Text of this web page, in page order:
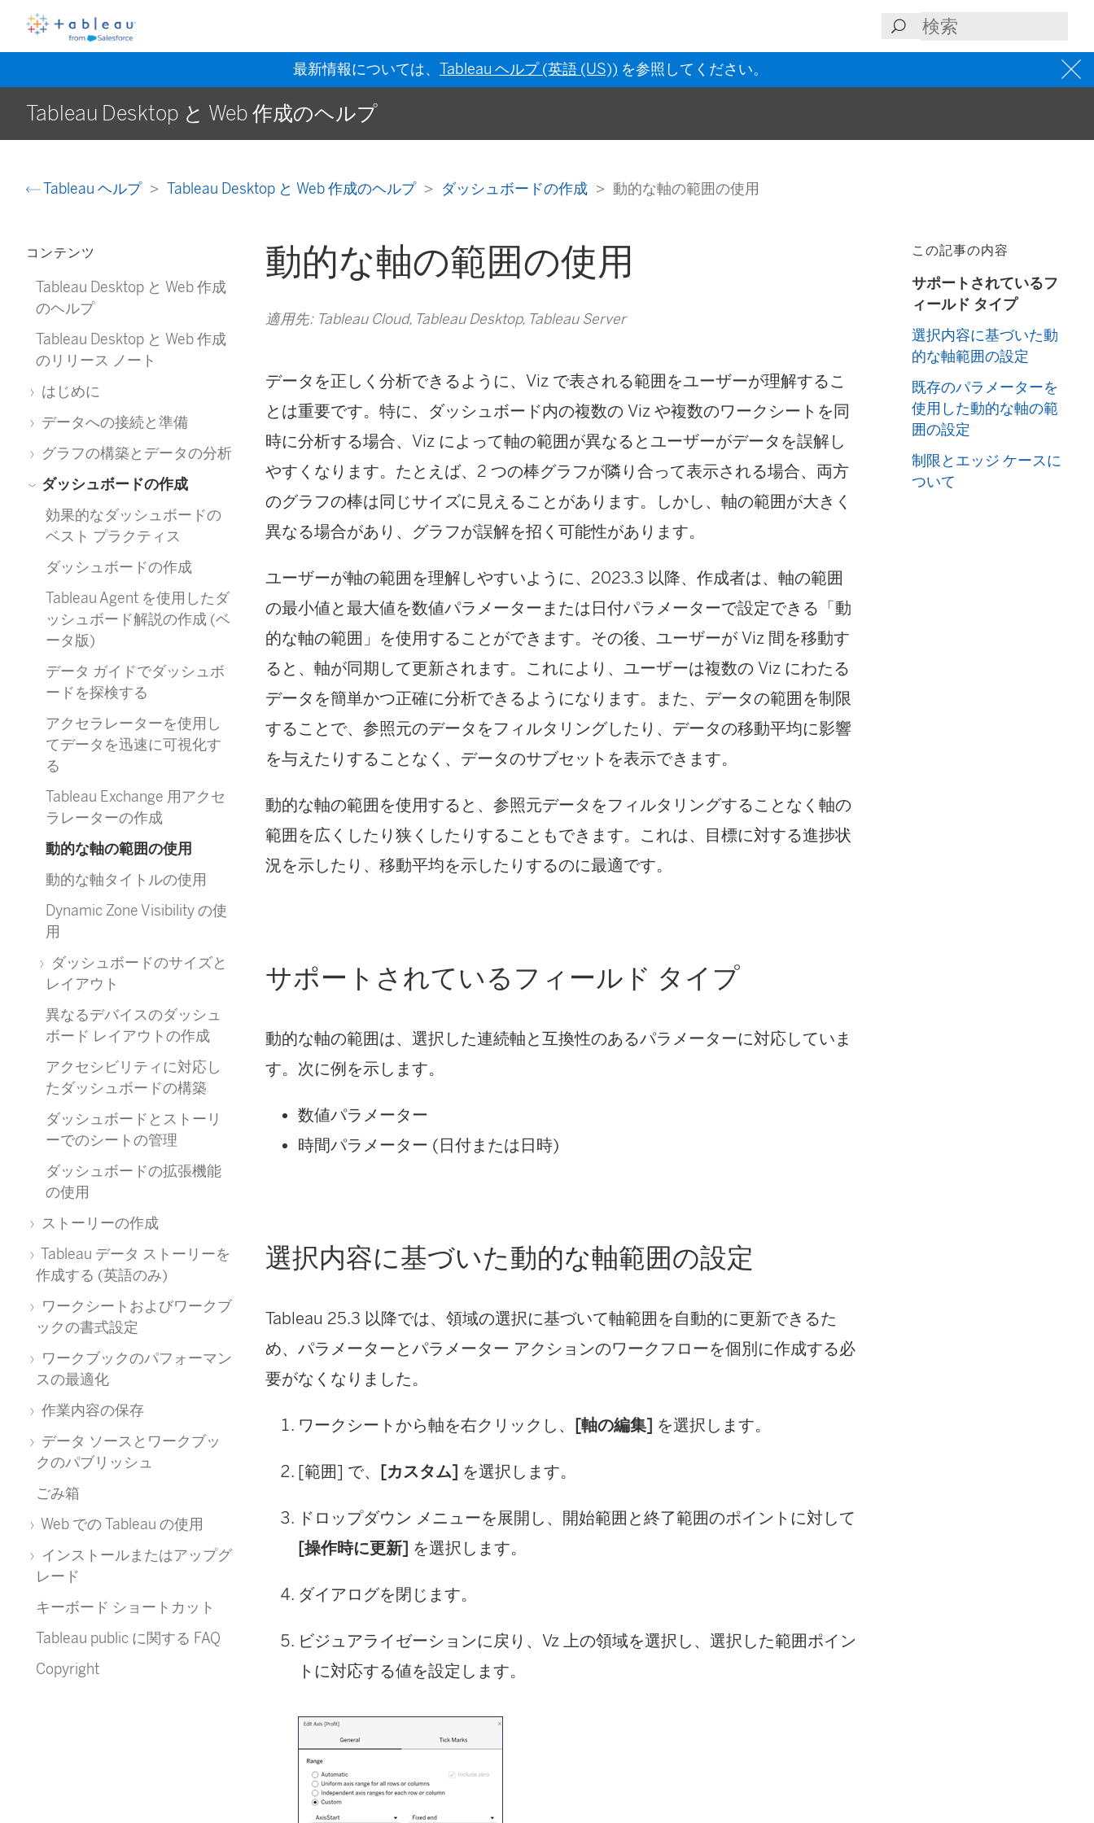
最新情報については、 Tableau ヘルプ (英語 (US)) を参照してください。
Tableau Desktop と Web 作成のヘルプ
Tableau ヘルプ Tableau Desktop と Web 作成のヘルプ ダッシュボードの作成 動的な軸の範囲の使用
コンテンツ
Tableau Desktop と Web 作成
のヘルプ
Tableau Desktop と Web 作成
のリリース ノート
はじめに
データへの接続と準備
グラフの構築とデータの分析
ダッシュボードの作成
効果的なダッシュボードの
ベスト プラクティス
ダッシュボードの作成
Tableau Agent を使用したダ
ッシュボード解説の作成 (ベ
ータ版)
データ ガイドでダッシュボ
ードを探検する
アクセラレーターを使用し
てデータを迅速に可視化す
る
Tableau Exchange 用アクセ
ラレーターの作成
動的な軸の範囲の使用
動的な軸タイトルの使用
Dynamic Zone Visibility の使
用
ダッシュボードのサイズと
レイアウト
異なるデバイスのダッシュ
ボード レイアウトの作成
アクセシビリティに対応し
たダッシュボードの構築
ダッシュボードとストーリ
ーでのシートの管理
ダッシュボードの拡張機能
の使用
ストーリーの作成
Tableau データ ストーリーを
作成する (英語のみ)
ワークシートおよびワークブ
ックの書式設定
ワークブックのパフォーマン
スの最適化
作業内容の保存
データ ソースとワークブッ
クのパブリッシュ
ごみ箱
Web での Tableau の使用
インストールまたはアップグ
レード
キーボード ショートカット
Tableau public に関する FAQ
Copyright
動的な軸の範囲の使用
適用先: Tableau Cloud, Tableau Desktop, Tableau Server
データを正しく分析できるように、Viz で表される範囲をユーザーが理解するこ
とは重要です。特に、ダッシュボード内の複数の Viz や複数のワークシートを同
時に分析する場合、Viz によって軸の範囲が異なるとユーザーがデータを誤解し
やすくなります。たとえば、2 つの棒グラフが隣り合って表示される場合、両方
のグラフの棒は同じサイズに見えることがあります。しかし、軸の範囲が大きく
異なる場合があり、グラフが誤解を招く可能性があります。
ユーザーが軸の範囲を理解しやすいように、2023.3 以降、作成者は、軸の範囲
の最小値と最大値を数値パラメーターまたは日付パラメーターで設定できる「動
的な軸の範囲」を使用することができます。その後、ユーザーが Viz 間を移動す
ると、軸が同期して更新されます。これにより、ユーザーは複数の Viz にわたる
データを簡単かつ正確に分析できるようになります。また、データの範囲を制限
することで、参照元のデータをフィルタリングしたり、データの移動平均に影響
を与えたりすることなく、データのサブセットを表示できます。
動的な軸の範囲を使用すると、参照元データをフィルタリングすることなく軸の
範囲を広くしたり狭くしたりすることもできます。これは、目標に対する進捗状
況を示したり、移動平均を示したりするのに最適です。
サポートされているフィールド タイプ
動的な軸の範囲は、選択した連続軸と互換性のあるパラメーターに対応していま
す。次に例を示します。
数値パラメーター
時間パラメーター (日付または日時)
選択内容に基づいた動的な軸範囲の設定
Tableau 25.3 以降では、領域の選択に基づいて軸範囲を自動的に更新できるた
め、パラメーターとパラメーター アクションのワークフローを個別に作成する必
要がなくなりました。
ワークシートから軸を右クリックし、 [軸の編集] を選択します。
[範囲] で、 [カスタム] を選択します。
ドロップダウン メニューを展開し、開始範囲と終了範囲のポイントに対して
[操作時に更新] を選択します。
ダイアログを閉じます。
ビジュアライゼーションに戻り、Vz 上の領域を選択し、選択した範囲ポイン
トに対応する値を設定します。
この記事の内容
サポートされているフ
ィールド タイプ
選択内容に基づいた動
的な軸範囲の設定
既存のパラメーターを
使用した動的な軸の範
囲の設定
制限とエッジ ケースに
ついて